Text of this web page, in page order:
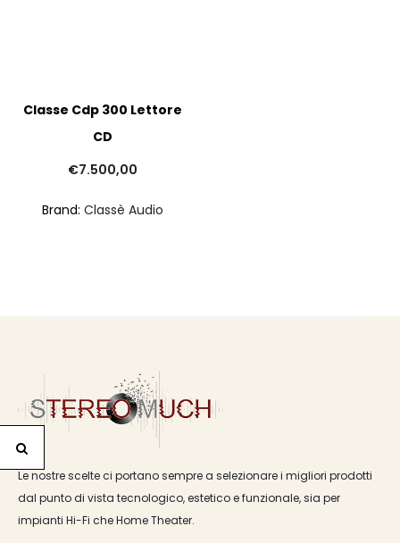
Classe Cdp 300 Lettore
CD
€7.500,00
Brand: Classè Audio
Le nostre scelte ci portano sempre a selezionare i migliori prodotti
dal punto di vista tecnologico, estetico e funzionale, sia per
impianti Hi-Fi che Home Theater.